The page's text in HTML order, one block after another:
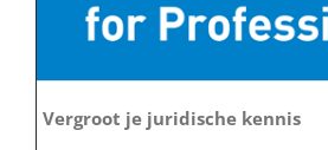
Vergroot je juridische kennis